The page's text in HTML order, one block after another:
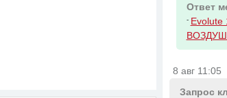
Ответ
-
8 авг 11:05
Запрос